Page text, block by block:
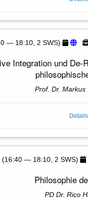
— 18:10, 2 SWS)
Integration und De-
Prof. Dr. Markus
Details
(16:40 — 18:10, 2 SWS)
Philosophie
PD Dr. Rico